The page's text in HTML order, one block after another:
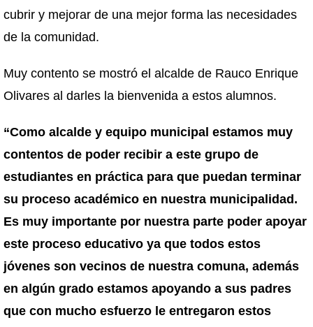
cubrir y mejorar de una mejor forma las necesidades
de la comunidad.
Muy contento se mostró el alcalde de Rauco Enrique
Olivares al darles la bienvenida a estos alumnos.
“Como alcalde y equipo municipal estamos muy
contentos de poder recibir a este grupo de
estudiantes en práctica para que puedan terminar
su proceso académico en nuestra municipalidad.
Es muy importante por nuestra parte poder apoyar
este proceso educativo ya que todos estos
jóvenes son vecinos de nuestra comuna, además
en algún grado estamos apoyando a sus padres
que con mucho esfuerzo le entregaron estos